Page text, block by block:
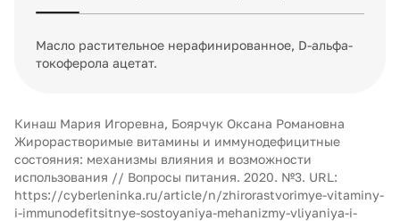
Масло растительное нерафинированное, D-альфа-
токоферола ацетат.
Кинаш Мария Игоревна, Боярчук Оксана Романовна
Жирорастворимые витамины и иммунодефицитные
состояния: механизмы влияния и возможности
использования // Вопросы питания. 2020. №3. URL:
https://cyberleninka.ru/article/n/zhirorastvorimye-vitaminy-
i-immunodefitsitnye-sostoyaniya-mehanizmy-vliyaniya-i-